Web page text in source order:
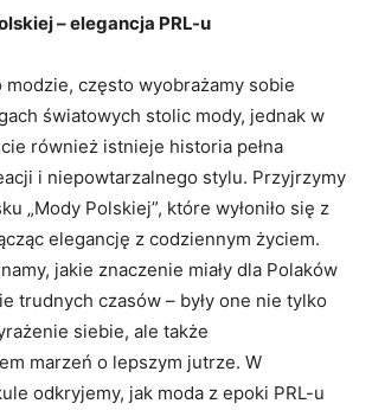
– elegancja PRL-u
modzie, często wyobrażamy sobie
światowych stolic mody, jednak w
również istnieje historia pełna
i niepowtarzalnego stylu. Przyjrzymy
„Mody Polskiej”, które wyłoniło się z
elegancję z codziennym życiem.
jakie znaczenie miały dla Polaków
trudnych czasów – były one nie tylko
siebie, ale także
marzeń o lepszym jutrze. W
odkryjemy, jak moda z epoki PRL-u